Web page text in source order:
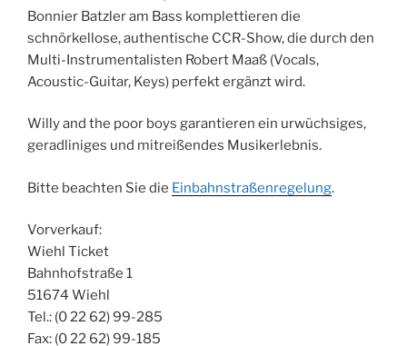
Bonnier Batzler am Bass komplettieren die
schnörkellose, authentische CCR-Show, die durch den
Multi-Instrumentalisten Robert Maaß (Vocals,
Acoustic-Guitar, Keys) perfekt ergänzt wird.
Willy and the poor boys garantieren ein urwüchsiges,
geradliniges und mitreißendes Musikerlebnis.
Bitte beachten Sie die Einbahnstraßenregelung.
Vorverkauf:
Wiehl Ticket
Bahnhofstraße 1
51674 Wiehl
Tel.: (0 22 62) 99-285
Fax: (0 22 62) 99-185